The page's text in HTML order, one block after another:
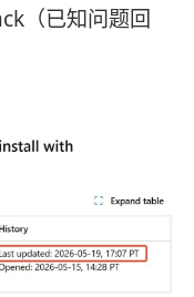
（已知问题回